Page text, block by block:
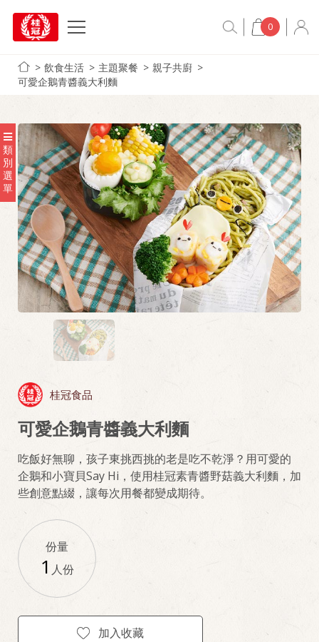
0
飲食生活 主題聚餐
親子共廚
可愛企鵝青醬義大利麵
類
別
選
單
桂冠食品
可愛企鵝青醬義大利麵
吃飯好無聊，孩子東挑西挑的老是吃不乾淨？用可愛的
企鵝和小寶貝Say Hi，使用桂冠素青醬野菇義大利麵，加
些創意點綴，讓每次用餐都變成期待。
份量
1 人份
加入收藏